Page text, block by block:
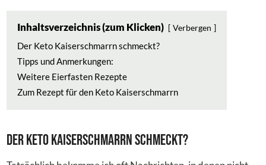
Inhaltsverzeichnis (zum Klicken) Verbergen
Der Keto Kaiserschmarrn schmeckt?
Tipps und Anmerkungen:
Weitere Eierfasten Rezepte
Zum Rezept für den Keto Kaiserschmarrn
Der Keto Kaiserschmarrn schmeckt?